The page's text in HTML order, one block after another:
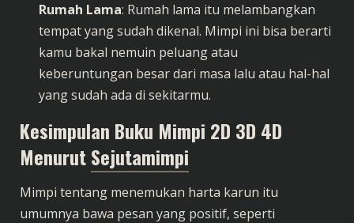
Rumah Lama: Rumah lama itu melambangkan
tempat yang sudah dikenal. Mimpi ini bisa berarti
kamu bakal nemuin peluang atau
keberuntungan besar dari masa lalu atau hal-hal
yang sudah ada di sekitarmu.
Kesimpulan Buku Mimpi 2D 3D 4D
MenurutSejutamimpi
Mimpi tentang menemukan harta karun itu
umumnya bawa pesan yang positif, seperti